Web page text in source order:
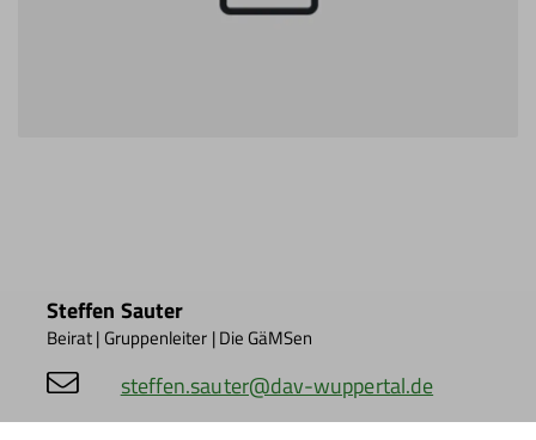
Steffen Sauter
Beirat | Gruppenleiter | Die GäMSen
steffen.sauter@dav-wuppertal.de